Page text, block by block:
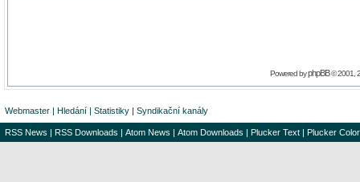
Powered byphpBB© 2001,
Webmaster | Hledání | Statistiky | Syndikační kanály
RSS News | RSS Downloads | Atom News | Atom Downloads | Plucker Text | Plucker Color